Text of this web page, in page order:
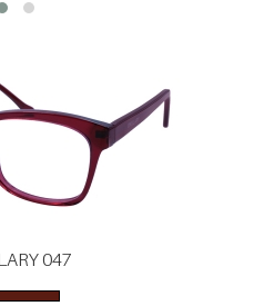
047